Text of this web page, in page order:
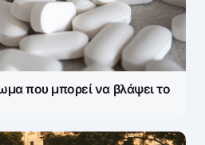
που μπορεί να βλάψει το